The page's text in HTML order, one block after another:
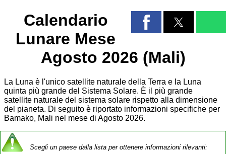
Calendario
Lunare Mese
Agosto 2026 (Mali)
La Luna è l'unico satellite naturale della Terra e la Luna
quinta più grande del Sistema Solare. È il più grande
satellite naturale del sistema solare rispetto alla dimensione
del pianeta. Di seguito è riportato informazioni specifiche per
Bamako, Mali nel mese di Agosto 2026.
Scegli un paese dalla lista per ottenere informazioni rilevanti: